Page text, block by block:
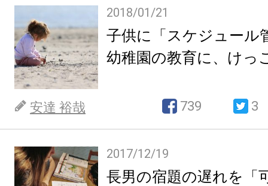
2018/01/21
子供に「スケジュール
幼稚園の教育に、けっ
安達 裕哉 739 3
2017/12/19
長男の宿題の遅れを「